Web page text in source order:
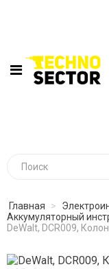
Главная >
Аккумуляторный
DeWalt, DCR009,